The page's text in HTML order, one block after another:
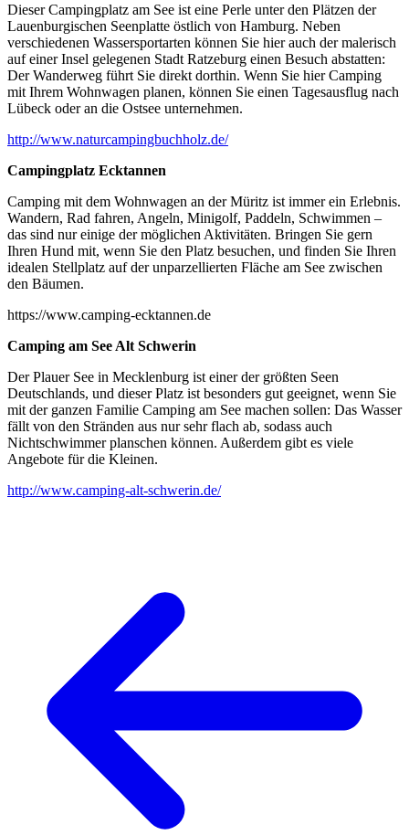
Dieser Campingplatz am See ist eine Perle unter den Plätzen der
Lauenburgischen Seenplatte östlich von Hamburg. Neben
verschiedenen Wassersportarten können Sie hier auch der malerisch
auf einer Insel gelegenen Stadt Ratzeburg einen Besuch abstatten:
Der Wanderweg führt Sie direkt dorthin. Wenn Sie hier Camping
mit Ihrem Wohnwagen planen, können Sie einen Tagesausflug nach
Lübeck oder an die Ostsee unternehmen.
http://www.naturcampingbuchholz.de/
Campingplatz Ecktannen
Camping mit dem Wohnwagen an der Müritz ist immer ein Erlebnis.
Wandern, Rad fahren, Angeln, Minigolf, Paddeln, Schwimmen –
das sind nur einige der möglichen Aktivitäten. Bringen Sie gern
Ihren Hund mit, wenn Sie den Platz besuchen, und finden Sie Ihren
idealen Stellplatz auf der unparzellierten Fläche am See zwischen
den Bäumen.
https://www.camping-ecktannen.de
Camping am See Alt Schwerin
Der Plauer See in Mecklenburg ist einer der größten Seen
Deutschlands, und dieser Platz ist besonders gut geeignet, wenn Sie
mit der ganzen Familie Camping am See machen sollen: Das Wasser
fällt von den Stränden aus nur sehr flach ab, sodass auch
Nichtschwimmer planschen können. Außerdem gibt es viele
Angebote für die Kleinen.
http://www.camping-alt-schwerin.de/